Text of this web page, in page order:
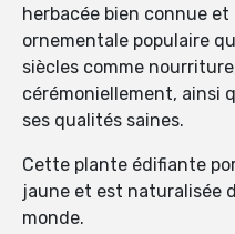
herbacée bien connue
ornementale populaire
siècles comme
cérémoniellement, ainsi
ses qualités saines.
Cette plante édifiante
jaune et est naturalisée
monde.